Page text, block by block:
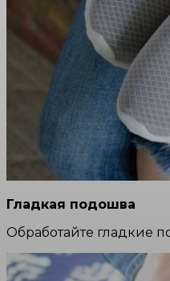
Гладкая подошва
Обработайте гладкие